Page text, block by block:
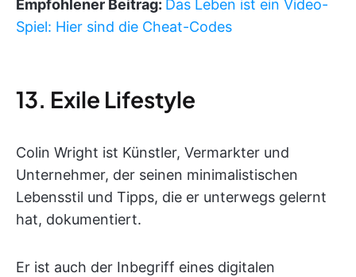
Empfohlener Beitrag: Das Leben ist ein Video-
Spiel: Hier sind die Cheat-Codes
13. Exile Lifestyle
Colin Wright ist Künstler, Vermarkter und
Unternehmer, der seinen minimalistischen
Lebensstil und Tipps, die er unterwegs gelernt
hat, dokumentiert.
Er ist auch der Inbegriff eines digitalen